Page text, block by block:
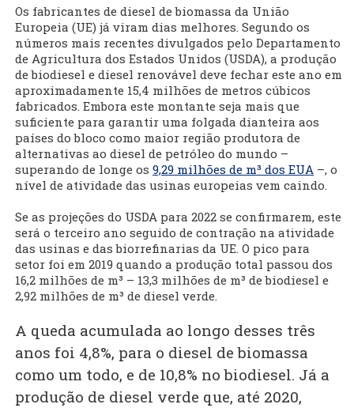
Os fabricantes de diesel de biomassa da União
Europeia (UE) já viram dias melhores. Segundo os
números mais recentes divulgados pelo Departamento
de Agricultura dos Estados Unidos (USDA), a produção
de biodiesel e diesel renovável deve fechar este ano em
aproximadamente 15,4 milhões de metros cúbicos
fabricados. Embora este montante seja mais que
suficiente para garantir uma folgada dianteira aos
países do bloco como maior região produtora de
alternativas ao diesel de petróleo do mundo –
superando de longe os 9,29 milhões de m³ dos EUA –, o
nível de atividade das usinas europeias vem caindo.
Se as projeções do USDA para 2022 se confirmarem, este
será o terceiro ano seguido de contração na atividade
das usinas e das biorrefinarias da UE. O pico para
setor foi em 2019 quando a produção total passou dos
16,2 milhões de m³ – 13,3 milhões de m³ de biodiesel e
2,92 milhões de m³ de diesel verde.
A queda acumulada ao longo desses três
anos foi 4,8%, para o diesel de biomassa
como um todo, e de 10,8% no biodiesel. Já a
produção de diesel verde que, até 2020,